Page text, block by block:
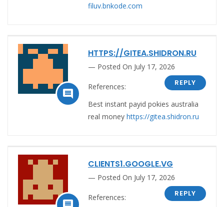
filuv.bnkode.com

HTTPS://GITEA.SHIDRON.RU
Posted On July 17, 2026
REPLY
References:
Best instant payid pokies australia
real money https://gitea.shidron.ru
CLIENTS1.GOOGLE.VG
Posted On July 17, 2026
REPLY
References: